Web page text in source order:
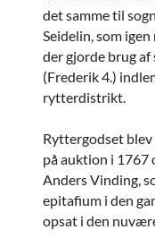
det samme til
Seidelin, som
der gjorde brug
(Frederik 4.)
rytterdistrikt.
Ryttergodset blev
på auktion i 1767
Anders Vinding,
epitafium i den
opsat i den